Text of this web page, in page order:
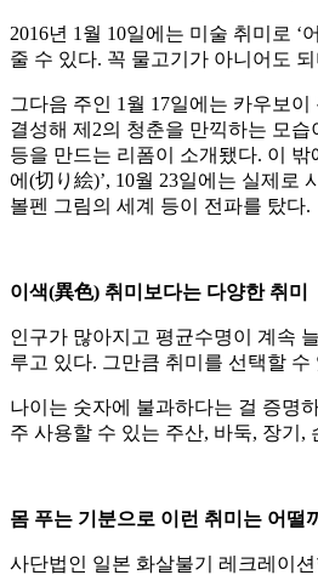
2016년 1월 10일에는 미술 취미로
줄 수 있다. 꼭 물고기가 아니어도
그다음 주인 1월 17일에는 카우보
결성해 제2의 청춘을 만끽하는 모
등을 만드는 리폼이 소개됐다. 이
에(切り絵)’, 10월 23일에는 실제로
볼펜 그림의 세계 등이 전파를 탔다.
이색(異色) 취미보다는 다양한 취미
인구가 많아지고 평균수명이 계속
루고 있다. 그만큼 취미를 선택할
나이는 숫자에 불과하다는 걸 증명
주 사용할 수 있는 주산, 바둑, 장기,
몸 푸는 기분으로 이런 취미는 어떨
사단법인 일본 화살불기 레크레이